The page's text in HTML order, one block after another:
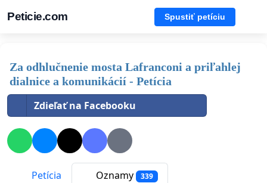
Peticie.com Spustiť petíciu
Za odhlučnenie mosta Lafranconi a priľahlej
dialnice a komunikácií - Petícia
Zdieľať na Facebooku
Petícia Oznamy 339